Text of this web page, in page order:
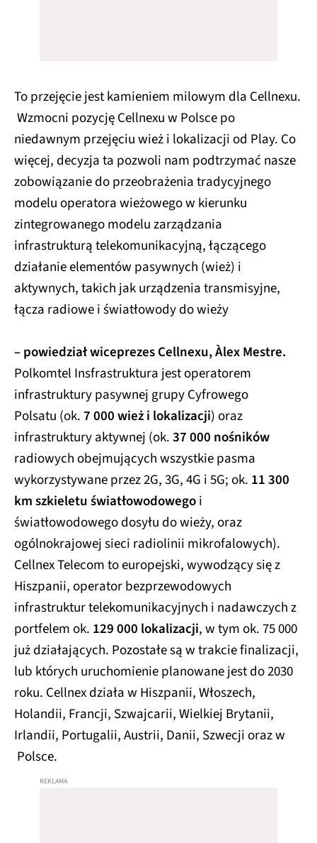
To przejęcie jest kamieniem milowym dla Cellnexu.
Wzmocni pozycję Cellnexu w Polsce po
niedawnym przejęciu wież i lokalizacji od Play. Co
więcej, decyzja ta pozwoli nam podtrzymać nasze
zobowiązanie do przeobrażenia tradycyjnego
modelu operatora wieżowego w kierunku
zintegrowanego modelu zarządzania
infrastrukturą telekomunikacyjną, łączącego
działanie elementów pasywnych (wież) i
aktywnych, takich jak urządzenia transmisyjne,
łącza radiowe i światłowody do wieży
– powiedział wiceprezes Cellnexu, Àlex Mestre.
Polkomtel Insfrastruktura jest operatorem
infrastruktury pasywnej grupy Cyfrowego
Polsatu (ok.7 000 wież i lokalizacji) oraz
infrastruktury aktywnej (ok.37 000 nośników
radiowych obejmujących wszystkie pasma
wykorzystywane przez 2G, 3G, 4G i 5G; ok. 11 300
km szkieletu światłowodowegoi
światłowodowego dosyłu do wieży, oraz
ogólnokrajowej sieci radiolinii mikrofalowych).
Cellnex Telecom to europejski, wywodzący się z
Hiszpanii, operator bezprzewodowych
infrastruktur telekomunikacyjnych i nadawczych z
portfelem ok. 129 000 lokalizacji, w tym ok. 75 000
już działających. Pozostałe są w trakcie finalizacji,
lub których uruchomienie planowane jest do 2030
roku. Cellnex działa w Hiszpanii, Włoszech,
Holandii, Francji, Szwajcarii, Wielkiej Brytanii,
Irlandii, Portugalii, Austrii, Danii, Szwecji oraz w
Polsce.